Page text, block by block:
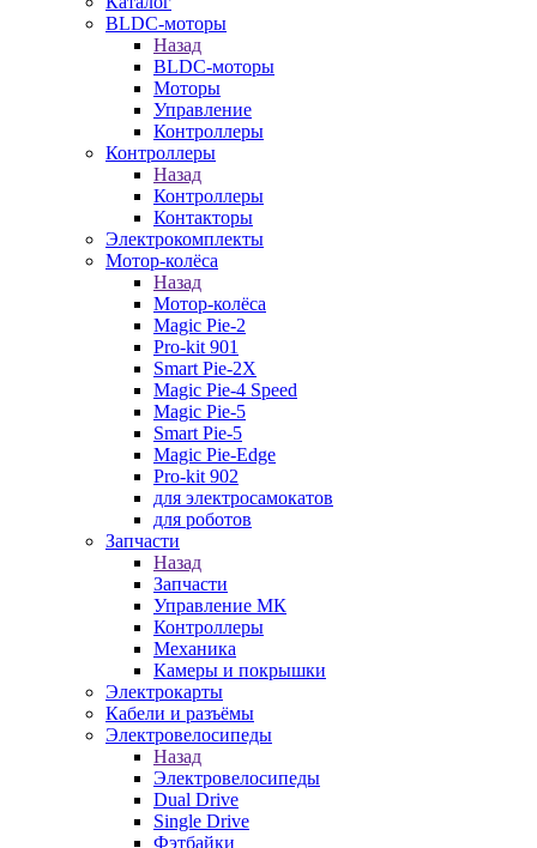
BLDC-моторы
Назад
BLDC-моторы
Моторы
Управление
Контроллеры
Контроллеры
Назад
Контроллеры
Контакторы
Электрокомплекты
Мотор-колёса
Назад
Мотор-колёса
Magic Pie-2
Pro-kit 901
Smart Pie-2X
Magic Pie-4 Speed
Magic Pie-5
Smart Pie-5
Magic Pie-Edge
Pro-kit 902
для электросамокатов
для роботов
Запчасти
Назад
Запчасти
Управление МК
Контроллеры
Механика
Камеры и покрышки
Электрокарты
Кабели и разъёмы
Электровелосипеды
Назад
Электровелосипеды
Dual Drive
Single Drive
Фэтбайки